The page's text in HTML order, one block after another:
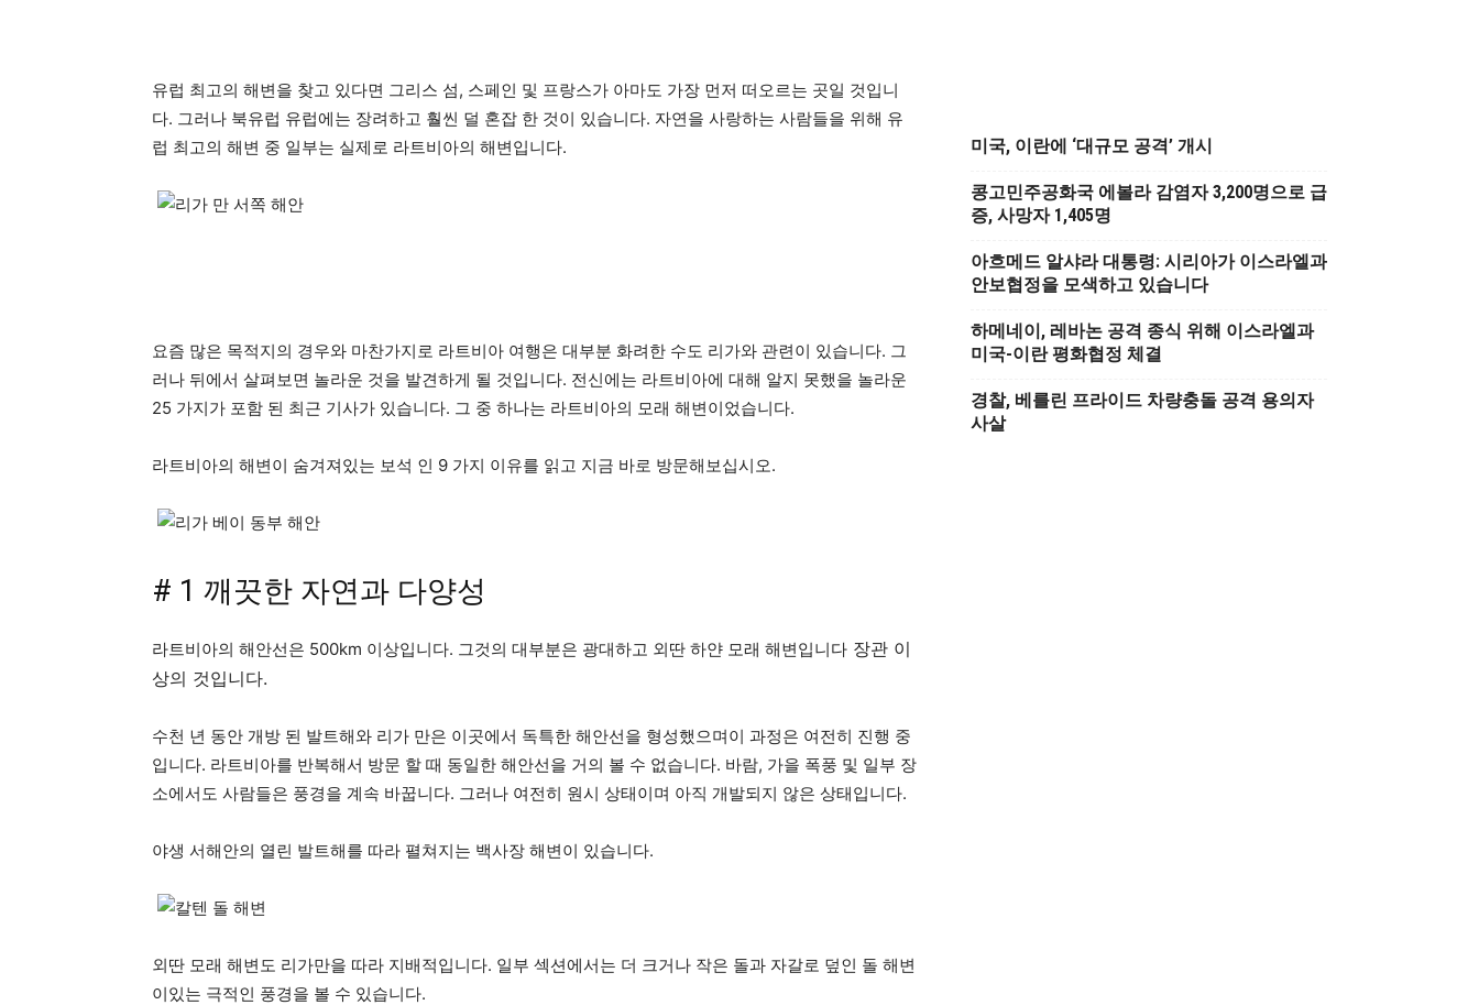
유럽 ​​최고의 해변을 찾고 있다면 그리스 섬, 스페인 및 프랑스가 아마도 가장 먼저 떠오르는 곳일 것입니
다. 그러나 북유럽 유럽에는 장려하고 훨씬 덜 혼잡 한 것이 있습니다. 자연을 사랑하는 사람들을 위해 유
럽 최고의 해변 중 일부는 실제로 라트비아의 해변입니다.
요즘 많은 목적지의 경우와 마찬가지로 라트비아 여행은 대부분 화려한 수도 리가와 관련이 있습니다. 그
러나 뒤에서 살펴보면 놀라운 것을 발견하게 될 것입니다. 전신에는 라트비아에 대해 알지 못했을 놀라운
25 가지가 포함 된 최근 기사가 있습니다. 그 중 하나는 라트비아의 모래 해변이었습니다.
라트비아의 해변이 숨겨져있는 보석 인 9 가지 이유를 읽고 지금 바로 방문해보십시오.
# 1 깨끗한 자연과 다양성
라트비아의 해안선은 500km 이상입니다. 그것의 대부분은 광대하고 외딴 하얀 모래 해변입니다 장관 이
상의 것입니다.
수천 년 동안 개방 된 발트해와 리가 만은 이곳에서 독특한 해안선을 형성했으며이 과정은 여전히 ​​진행 중
입니다. 라트비아를 반복해서 방문 할 때 동일한 해안선을 거의 볼 수 없습니다. 바람, 가을 폭풍 및 일부 장
소에서도 사람들은 풍경을 계속 바꿉니다. 그러나 여전히 원시 상태이며 아직 개발되지 않은 상태입니다.
야생 서해안의 열린 발트해를 따라 펼쳐지는 백사장 해변이 있습니다.
외딴 모래 해변도 리가만을 따라 지배적입니다. 일부 섹션에서는 더 크거나 작은 돌과 자갈로 덮인 돌 해변
이있는 극적인 풍경을 볼 수 있습니다.
미국, 이란에 ‘대규모 공격’ 개시
콩고민주공화국 에볼라 감염자 3,200명으로 급
증, 사망자 1,405명
아흐메드 알샤라 대통령: 시리아가 이스라엘과
안보협정을 모색하고 있습니다
하메네이, 레바논 공격 종식 위해 이스라엘과
미국-이란 평화협정 체결
경찰, 베를린 프라이드 차량충돌 공격 용의자
사살